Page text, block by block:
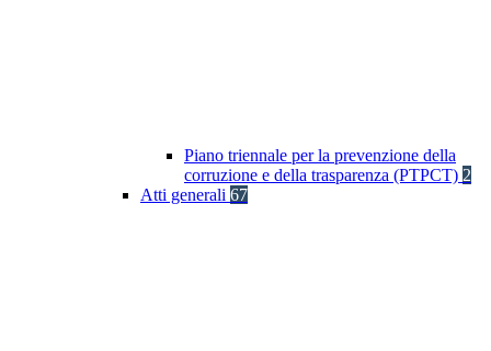
Piano triennale per la prevenzione della
corruzione e della trasparenza (PTPCT) 2
Atti generali 67